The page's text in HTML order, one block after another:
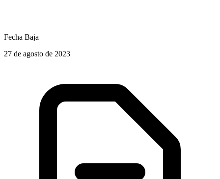
Fecha Baja
27 de agosto de 2023